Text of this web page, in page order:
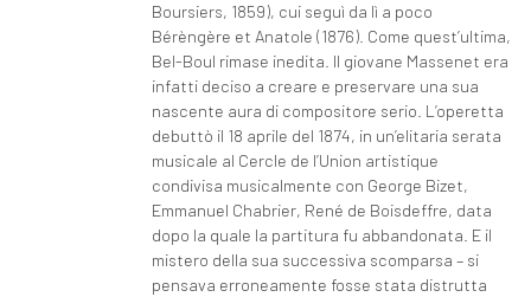
Boursiers, 1859), cui seguì da lì a poco
Bérèngère et Anatole (1876). Come quest’ultima,
Bel-Boul rimase inedita. Il giovane Massenet era
infatti deciso a creare e preservare una sua
nascente aura di compositore serio. L’operetta
debuttò il 18 aprile del 1874, in un’elitaria serata
musicale al Cercle de l’Union artistique
condivisa musicalmente con George Bizet,
Emmanuel Chabrier, René de Boisdeffre, data
dopo la quale la partitura fu abbandonata. E il
mistero della sua successiva scomparsa – si
pensava erroneamente fosse stata distrutta